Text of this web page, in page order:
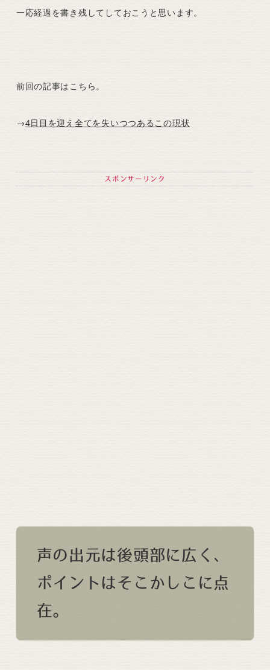
一応経過を書き残してしておこうと思います。
前回の記事はこちら。
→4日目を迎え全てを失いつつあるこの現状
スポンサーリンク
声の出元は後頭部に広く、
ポイントはそこかしこに点
在。